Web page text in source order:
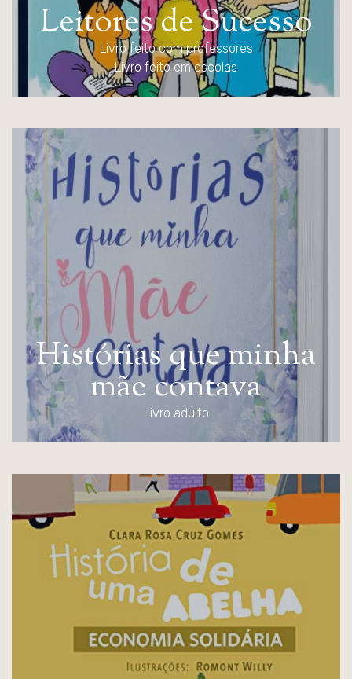
LeitoresdeSucesso
Livro feito com professores
Livro feito em escolas
Históriasqueminha
mãe contava
Livro adulto